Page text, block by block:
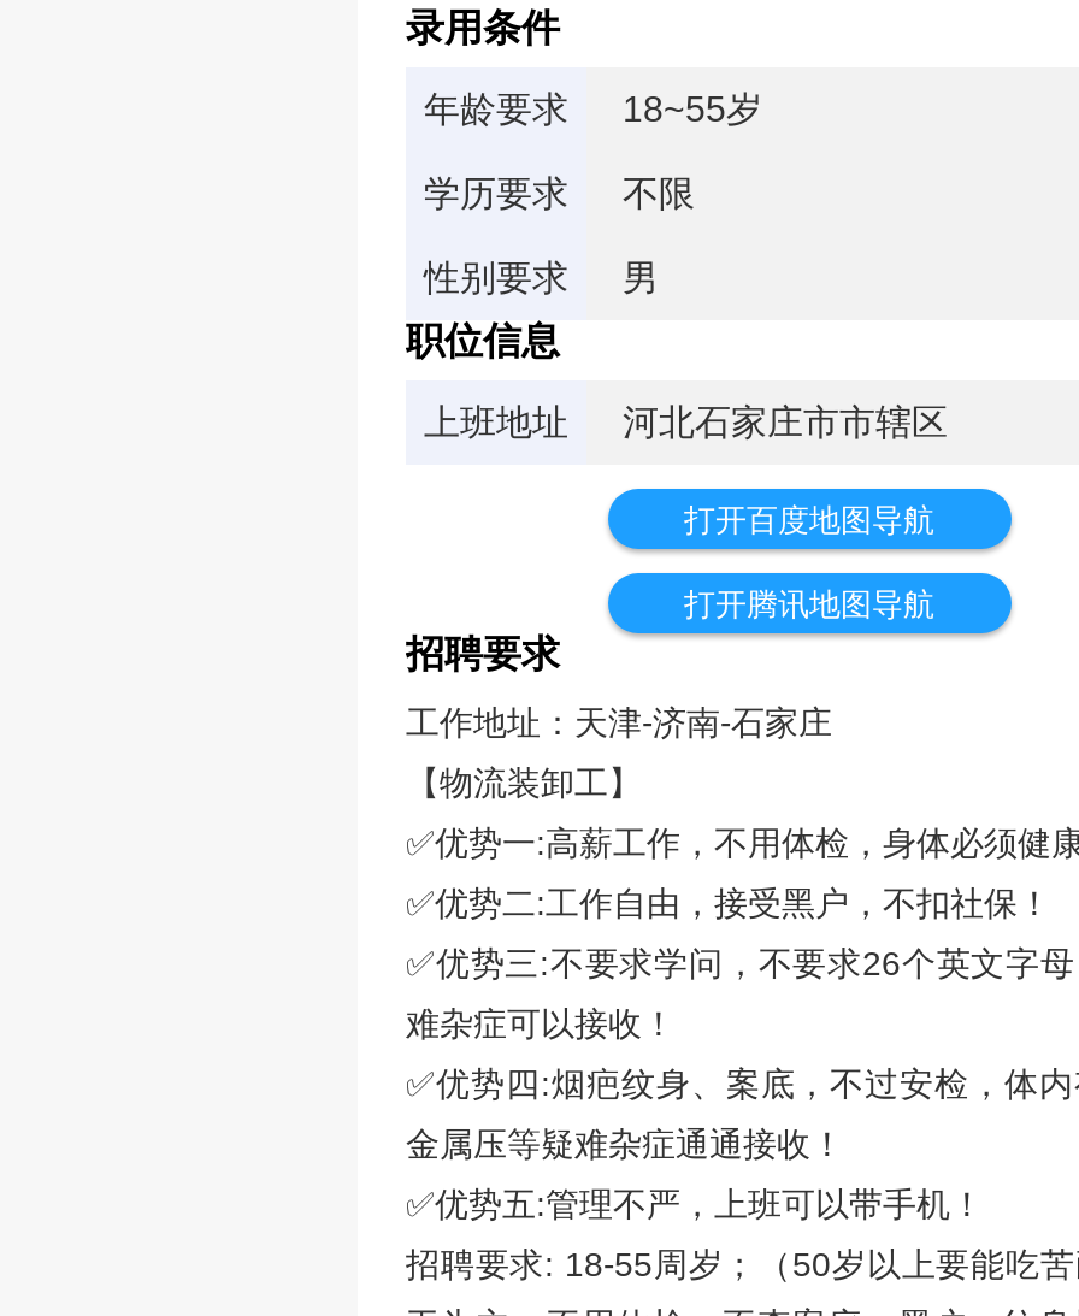
录用条件
年龄要求 18~55岁
学历要求 不限
性别要求 男
职位信息
上班地址 河北石家庄市市辖区
打开百度地图导航
打开腾讯地图导航
招聘要求
工作地址：天津-济南-石家庄
【物流装卸工】
✅优势一:高薪工作，不用体检，身体必须健
✅优势二:工作自由，接受黑户，不扣社保！
✅优势三:不要求学问，不要求26个英文字
难杂症可以接收！
✅优势四:烟疤纹身、案底，不过安检，体
金属压等疑难杂症通通接收！
✅优势五:管理不严，上班可以带手机！
招聘要求: 18-55周岁；（50岁以上要能吃